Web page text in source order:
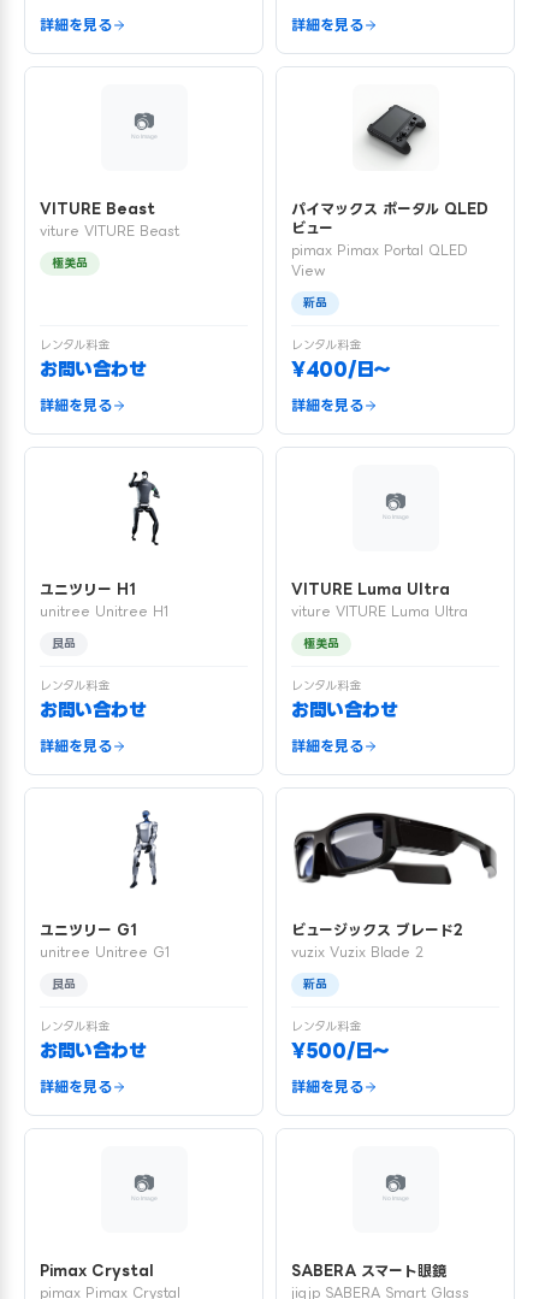
詳細を見る 詳細を見る
VITURE Beast
viture VITURE Beast
極美品
レンタル料金
お問い合わせ
詳細を見る
パイマックス ポータル QLED
ビュー
pimax Pimax Portal QLED
View
新品
レンタル料金
¥400/日〜
詳細を見る
ユニツリー H1
unitree Unitree H1
良品
レンタル料金
お問い合わせ
詳細を見る
VITURE Luma Ultra
viture VITURE Luma Ultra
極美品
レンタル料金
お問い合わせ
詳細を見る
ユニツリー G1
unitree Unitree G1
良品
レンタル料金
お問い合わせ
詳細を見る
ビュージックス ブレード2
vuzix Vuzix Blade 2
新品
レンタル料金
¥500/日〜
詳細を見る
Pimax Crystal
pimax Pimax Crystal
SABERA スマート眼鏡
jigjp SABERA Smart Glass